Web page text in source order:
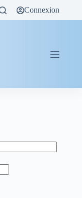
Connexion